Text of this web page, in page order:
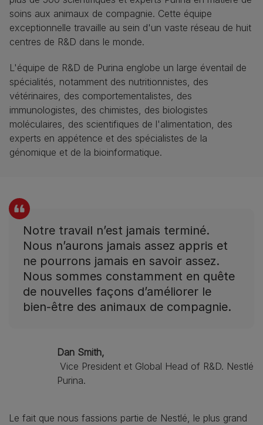
soins aux animaux de compagnie. Cette équipe
exceptionnelle travaille au sein d'un vaste réseau de huit
centres de R&D dans le monde.​
L'équipe de R&D de Purina englobe un large éventail de
spécialités, notamment des nutritionnistes, des
vétérinaires, des comportementalistes, des
immunologistes, des chimistes, des biologistes
moléculaires, des scientifiques de l'alimentation, des
experts en appétence et des spécialistes de la
génomique et de la bioinformatique.​
Notre travail n’est jamais terminé.
Nous n’aurons jamais assez appris et
ne pourrons jamais en savoir assez.
Nous sommes constamment en quête
de nouvelles façons d’améliorer le
bien-être des animaux de compagnie.
Dan Smith,
Vice President et Global Head of R&D. Nestlé
Purina.
Le fait que nous fassions partie de Nestlé, le plus grand